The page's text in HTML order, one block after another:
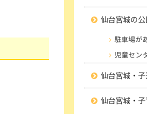
仙台宮城の
駐車場が
児童セン
仙台宮城・
仙台宮城・